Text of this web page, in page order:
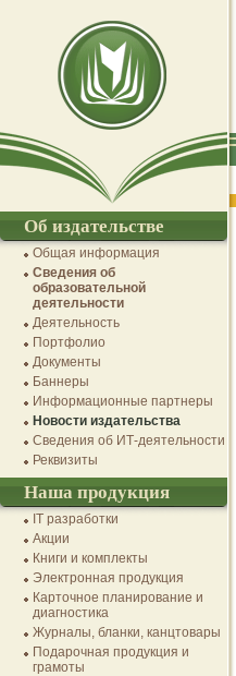
Об издательстве
Общая информация
Сведения об
образовательной
деятельности
Деятельность
Портфолио
Документы
Баннеры
Информационные партнеры
Новости издательства
Сведения об ИТ-деятельности
Реквизиты
Наша продукция
IT разработки
Акции
Книги и комплекты
Электронная продукция
Карточное планирование и
диагностика
Журналы, бланки, канцтовары
Подарочная продукция и
грамоты